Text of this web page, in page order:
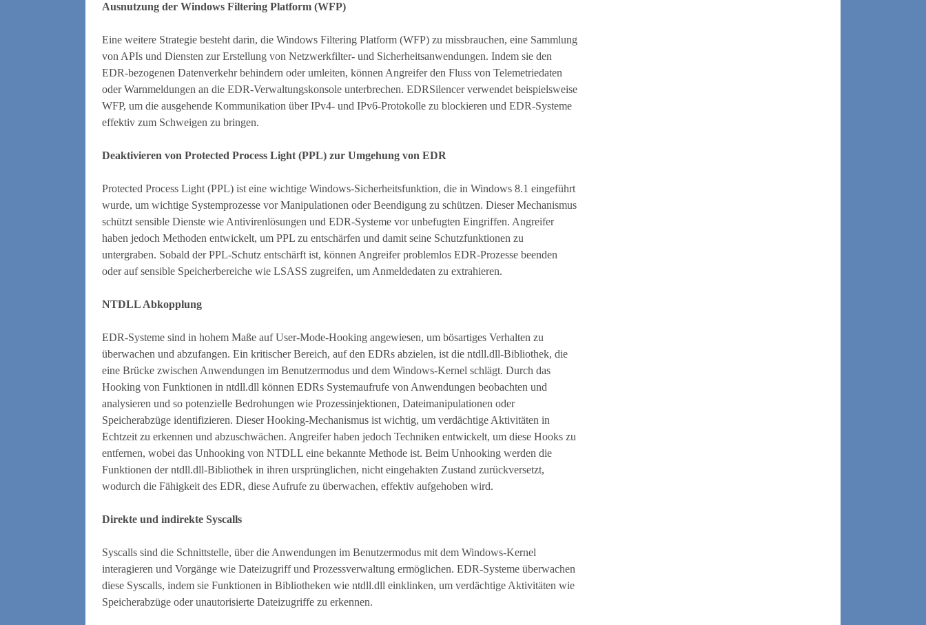
Ausnutzung der Windows Filtering Platform (WFP)
Eine weitere Strategie besteht darin, die Windows Filtering Platform (WFP) zu missbrauchen, eine Sammlung
von APIs und Diensten zur Erstellung von Netzwerkfilter- und Sicherheitsanwendungen. Indem sie den
EDR-bezogenen Datenverkehr behindern oder umleiten, können Angreifer den Fluss von Telemetriedaten
oder Warnmeldungen an die EDR-Verwaltungskonsole unterbrechen. EDRSilencer verwendet beispielsweise
WFP, um die ausgehende Kommunikation über IPv4- und IPv6-Protokolle zu blockieren und EDR-Systeme
effektiv zum Schweigen zu bringen.
Deaktivieren von Protected Process Light (PPL) zur Umgehung von EDR
Protected Process Light (PPL) ist eine wichtige Windows-Sicherheitsfunktion, die in Windows 8.1 eingeführt
wurde, um wichtige Systemprozesse vor Manipulationen oder Beendigung zu schützen. Dieser Mechanismus
schützt sensible Dienste wie Antivirenlösungen und EDR-Systeme vor unbefugten Eingriffen. Angreifer
haben jedoch Methoden entwickelt, um PPL zu entschärfen und damit seine Schutzfunktionen zu
untergraben. Sobald der PPL-Schutz entschärft ist, können Angreifer problemlos EDR-Prozesse beenden
oder auf sensible Speicherbereiche wie LSASS zugreifen, um Anmeldedaten zu extrahieren.
NTDLL Abkopplung
EDR-Systeme sind in hohem Maße auf User-Mode-Hooking angewiesen, um bösartiges Verhalten zu
überwachen und abzufangen. Ein kritischer Bereich, auf den EDRs abzielen, ist die ntdll.dll-Bibliothek, die
eine Brücke zwischen Anwendungen im Benutzermodus und dem Windows-Kernel schlägt. Durch das
Hooking von Funktionen in ntdll.dll können EDRs Systemaufrufe von Anwendungen beobachten und
analysieren und so potenzielle Bedrohungen wie Prozessinjektionen, Dateimanipulationen oder
Speicherabzüge identifizieren. Dieser Hooking-Mechanismus ist wichtig, um verdächtige Aktivitäten in
Echtzeit zu erkennen und abzuschwächen. Angreifer haben jedoch Techniken entwickelt, um diese Hooks zu
entfernen, wobei das Unhooking von NTDLL eine bekannte Methode ist. Beim Unhooking werden die
Funktionen der ntdll.dll-Bibliothek in ihren ursprünglichen, nicht eingehakten Zustand zurückversetzt,
wodurch die Fähigkeit des EDR, diese Aufrufe zu überwachen, effektiv aufgehoben wird.
Direkte und indirekte Syscalls
Syscalls sind die Schnittstelle, über die Anwendungen im Benutzermodus mit dem Windows-Kernel
interagieren und Vorgänge wie Dateizugriff und Prozessverwaltung ermöglichen. EDR-Systeme überwachen
diese Syscalls, indem sie Funktionen in Bibliotheken wie ntdll.dll einklinken, um verdächtige Aktivitäten wie
Speicherabzüge oder unautorisierte Dateizugriffe zu erkennen.